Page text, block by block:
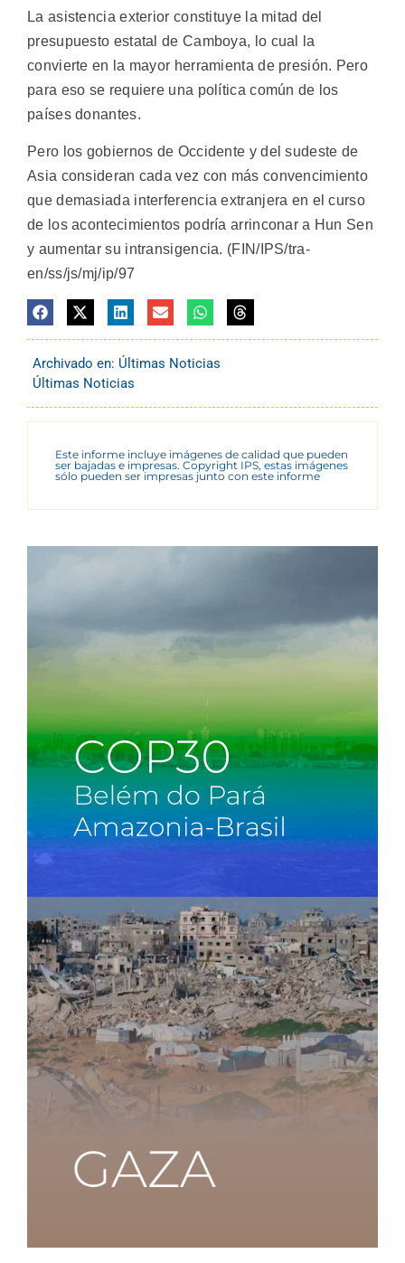
La asistencia exterior constituye la mitad del
presupuesto estatal de Camboya, lo cual la
convierte en la mayor herramienta de presión. Pero
para eso se requiere una política común de los
países donantes.
Pero los gobiernos de Occidente y del sudeste de
Asia consideran cada vez con más convencimiento
que demasiada interferencia extranjera en el curso
de los acontecimientos podría arrinconar a Hun Sen
y aumentar su intransigencia. (FIN/IPS/tra-
en/ss/js/mj/ip/97
Archivado en: Últimas Noticias
Últimas Noticias
Este informe incluye imágenes de calidad que pueden
ser bajadas e impresas. Copyright IPS, estas imágenes
sólo pueden ser impresas junto con este informe